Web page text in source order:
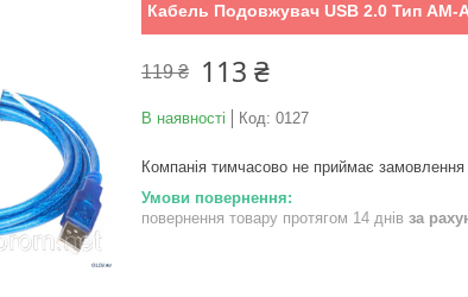
Кабель Подовжувач USB 2.0 Тип
119 ₴ 113 ₴
В наявності Код: 0127
Компанія тимчасово не приймає замовлення
повернення товару протягом 14 днів за